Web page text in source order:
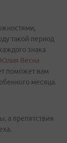
такой период
знака
Весна
поможет вам
месяца.
а препятствия